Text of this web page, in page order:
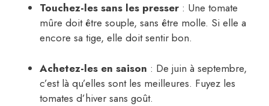
Touchez-les sans les presser : Une tomate
mûre doit être souple, sans être molle. Si elle a
encore sa tige, elle doit sentir bon.
Achetez-les en saison : De juin à septembre,
c’est là qu’elles sont les meilleures. Fuyez les
tomates d’hiver sans goût.